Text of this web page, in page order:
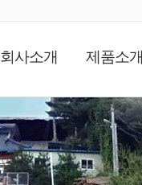
회사소개 제품소개